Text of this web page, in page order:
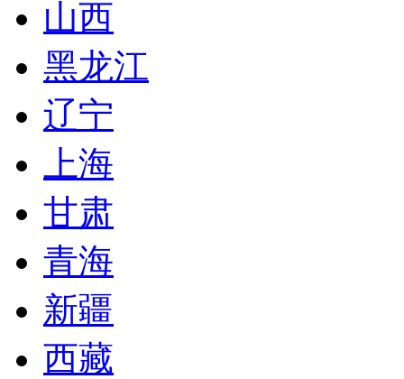
山西
黑龙江
辽宁
上海
甘肃
青海
新疆
西藏